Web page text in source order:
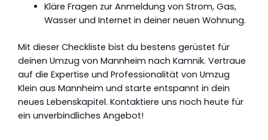
Kläre Fragen zur Anmeldung von Strom, Gas,
Wasser und Internet in deiner neuen Wohnung.
Mit dieser Checkliste bist du bestens gerüstet für
deinen Umzug von Mannheim nach Kamnik. Vertraue
auf die Expertise und Professionalität von Umzug
Klein aus Mannheim und starte entspannt in dein
neues Lebenskapitel. Kontaktiere uns noch heute für
ein unverbindliches Angebot!